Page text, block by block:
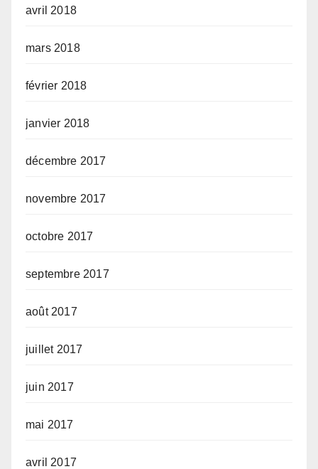
avril 2018
mars 2018
février 2018
janvier 2018
décembre 2017
novembre 2017
octobre 2017
septembre 2017
août 2017
juillet 2017
juin 2017
mai 2017
avril 2017